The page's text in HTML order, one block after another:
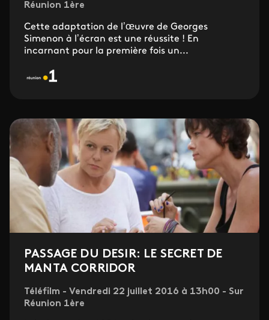
Réunion 1ère
Cette adaptation de l’œuvre de Georges
Simenon à l’écran est une réussite ! En
incarnant pour la première fois un...
PASSAGE DU DESIR: LE SECRET DE
MANTA CORRIDOR
Téléfilm - Vendredi 22 juillet 2016 à 13h00 - Sur
Réunion 1ère